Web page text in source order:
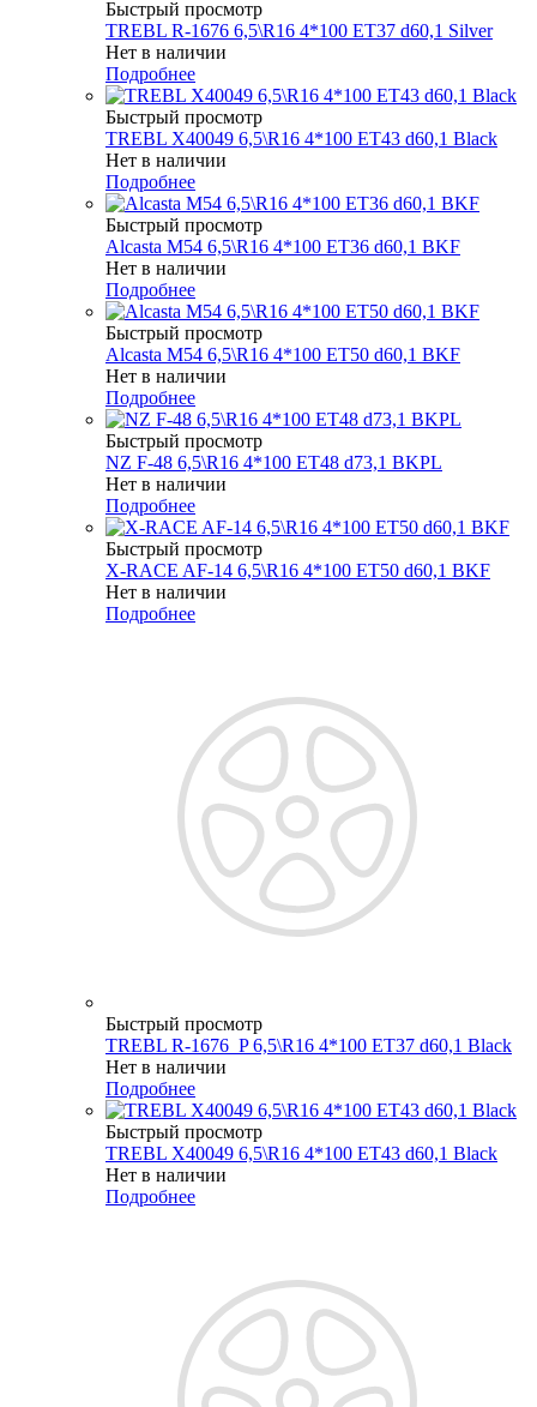
Быстрый просмотр
TREBL R-1676 6,5\R16 4*100 ET37 d60,1 Silver
Нет в наличии
Подробнее
Быстрый просмотр
TREBL X40049 6,5\R16 4*100 ET43 d60,1 Black
Нет в наличии
Подробнее
Быстрый просмотр
Alcasta M54 6,5\R16 4*100 ET36 d60,1 BKF
Нет в наличии
Подробнее
Быстрый просмотр
Alcasta M54 6,5\R16 4*100 ET50 d60,1 BKF
Нет в наличии
Подробнее
Быстрый просмотр
NZ F-48 6,5\R16 4*100 ET48 d73,1 BKPL
Нет в наличии
Подробнее
Быстрый просмотр
X-RACE AF-14 6,5\R16 4*100 ET50 d60,1 BKF
Нет в наличии
Подробнее
Быстрый просмотр
TREBL R-1676_P 6,5\R16 4*100 ET37 d60,1 Black
Нет в наличии
Подробнее
Быстрый просмотр
TREBL X40049 6,5\R16 4*100 ET43 d60,1 Black
Нет в наличии
Подробнее